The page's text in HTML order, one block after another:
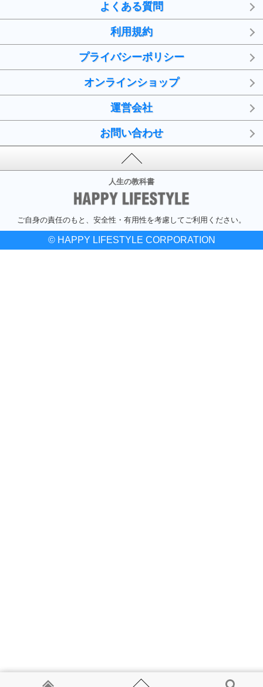
よくある質問
利用規約
プライバシーポリシー
オンラインショップ
運営会社
お問い合わせ
人生の教科書
ご自身の責任のもと、安全性・有用性を考慮してご利用ください。
© HAPPY LIFESTYLE CORPORATION